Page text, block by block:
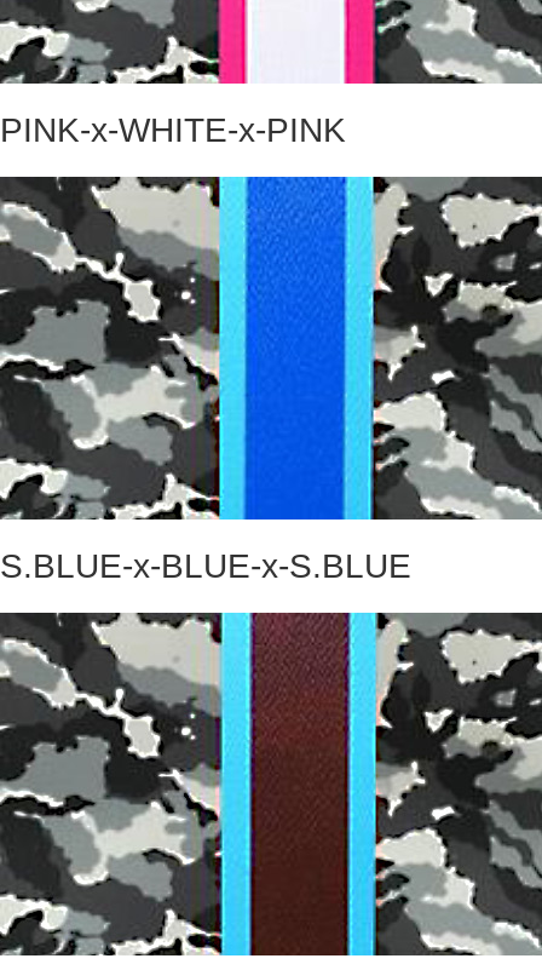
PINK-x-WHITE-x-PINK
S.BLUE-x-BLUE-x-S.BLUE